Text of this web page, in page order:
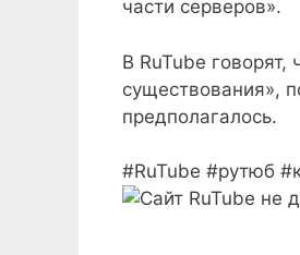
части серверов».
В RuTube говорят,
существования»,
предполагалось.
#RuTube #рутюб